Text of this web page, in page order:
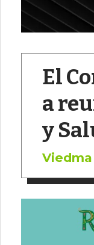
El
a
y
Viedma